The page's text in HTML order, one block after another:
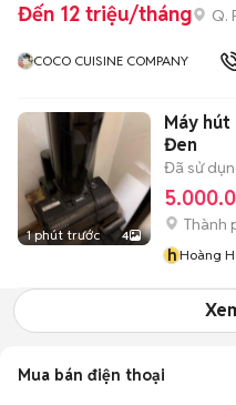
Đến 12 triệu/tháng Q.
COCO CUISINE COMPANY
1 phút trước 4
Máy hút
Đen
Đã sử
Thành
hHoàng
Mua bán điện thoại